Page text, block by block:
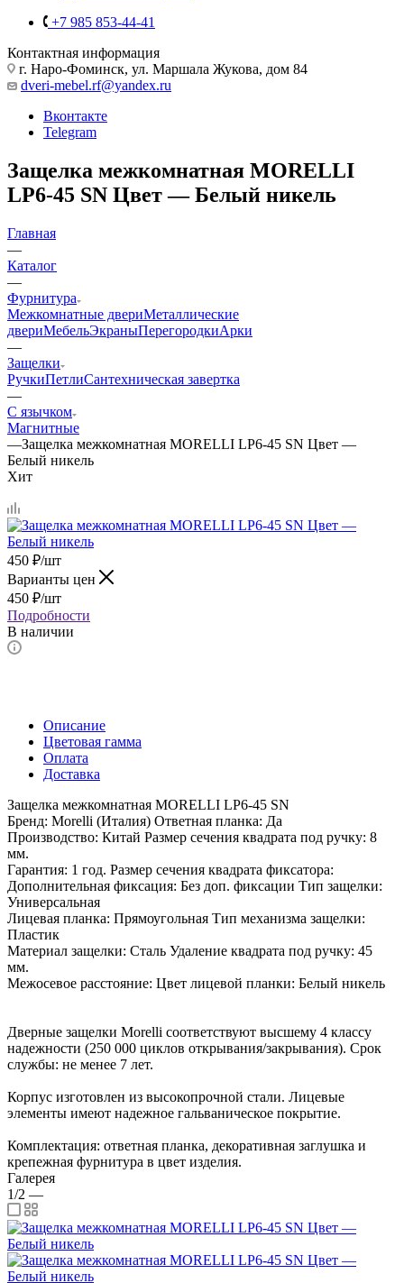
+7 985 853-44-41
Контактная информация
г. Наро-Фоминск, ул. Маршала Жукова, дом 84
dveri-mebel.rf@yandex.ru
Вконтакте
Telegram
Защелка межкомнатная MORELLI
LP6-45 SN Цвет — Белый никель
Главная
—
Каталог
—
Фурнитура
Межкомнатные двериМеталлические
двериМебельЭкраныПерегородкиАрки
—
Защелки
РучкиПетлиСантехническая завертка
—
С язычком
Магнитные
—Защелка межкомнатная MORELLI LP6-45 SN Цвет —
Белый никель
Хит
450 ₽/шт
Варианты цен
450 ₽/шт
Подробности
В наличии
Описание
Цветовая гамма
Оплата
Доставка
Защелка межкомнатная MORELLI LP6-45 SN
Бренд: Morelli (Италия) Ответная планка: Да
Производство: Китай Размер сечения квадрата под ручку: 8
мм.
Гарантия: 1 год. Размер сечения квадрата фиксатора:
Дополнительная фиксация: Без доп. фиксации Тип защелки:
Универсальная
Лицевая планка: Прямоугольная Тип механизма защелки:
Пластик
Материал защелки: Сталь Удаление квадрата под ручку: 45
мм.
Межосевое расстояние: Цвет лицевой планки: Белый никель
Дверные защелки Morelli соответствуют высшему 4 классу
надежности (250 000 циклов открывания/закрывания). Срок
службы: не менее 7 лет.
Корпус изготовлен из высокопрочной стали. Лицевые
элементы имеют надежное гальваническое покрытие.
Комплектация: ответная планка, декоративная заглушка и
крепежная фурнитура в цвет изделия.
Галерея
1/2 —